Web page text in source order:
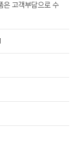
은 고객부담으로 수